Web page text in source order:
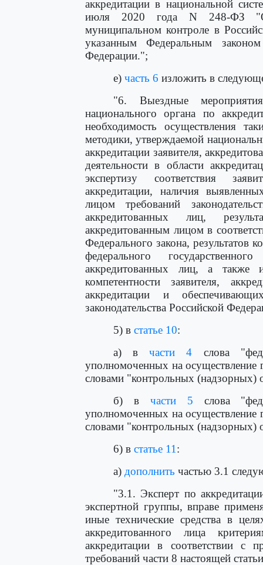
аккредитации в национальной
июля 2020 года N 248-ФЗ "О
муниципальном контроле в
указанным Федеральным
Федерации.";
е) часть 6 изложить в
"6. Выездные
национального органа по
необходимость осуществления
методики, утверждаемой
аккредитации заявителя,
деятельности в области
экспертизу соответствия
аккредитации, наличия
лицом требований
аккредитованных лиц,
аккредитованным лицом в
Федерального закона, результатов
федерального
аккредитованных лиц, а также
компетентности заявителя,
аккредитации и
законодательства Российской
5) в статье 10:
а) вчасти 4 слова
уполномоченных на осуществление
словами "контрольных (надзорных)
б) в части 5 слова
уполномоченных на осуществление
словами "контрольных (надзорных)
6) в статье 11 :
а) дополнить частью 3.1
"3.1. Эксперт по
экспертной группы, вправе
иные технические средства в
аккредитованного лица
аккредитации в соответствии с
требований части 8 настоящей